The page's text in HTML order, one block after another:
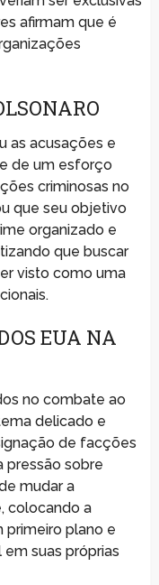
afirmam que é
as acusações e
de um esforço
criminosas no
que seu objetivo
organizado e
que buscar
visto como uma
EUA NA
no combate ao
delicado e
de facções
pressão sobre
mudar a
colocando a
primeiro plano e
suas próprias